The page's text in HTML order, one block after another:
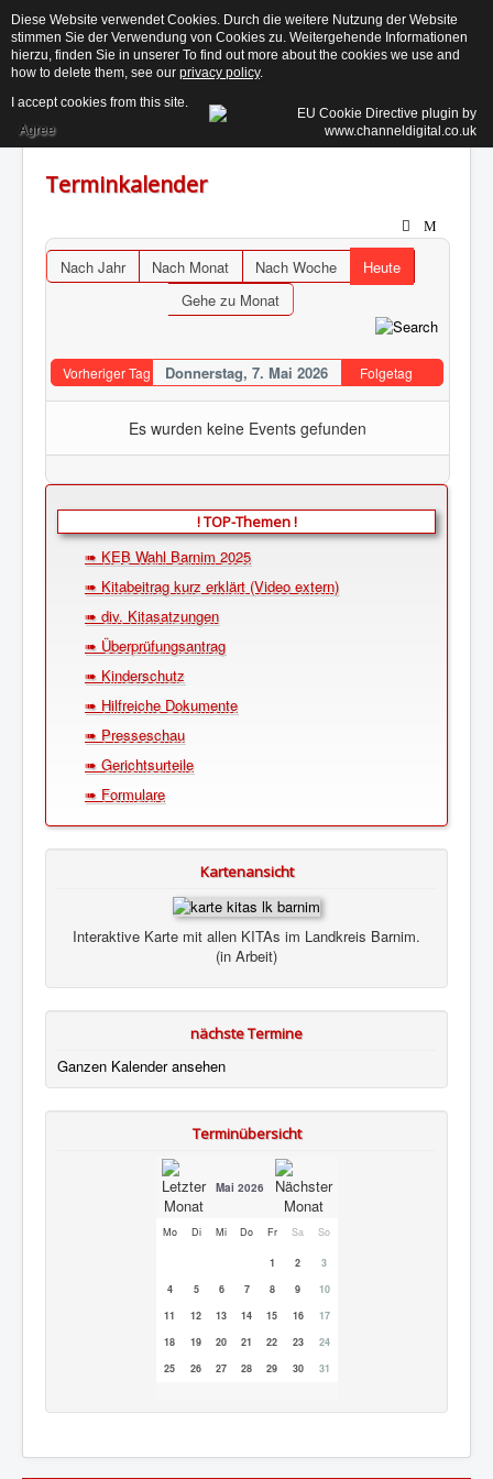
Toggle
Aktuelles
Der Beirat ↓
Informationen ↓
Kontakt
Login
Suchen...
Terminkalender
Nach Jahr Nach Monat Nach Woche
Heute
Gehe zu Monat
Vorheriger Tag Donnerstag, 7. Mai 2026 Folgetag
Es wurden keine Events gefunden
! TOP-Themen !
➠ KEB Wahl Barnim 2025
➠ Kitabeitrag kurz erklärt (Video extern)
➠ div. Kitasatzungen
➠ Überprüfungsantrag
➠ Kinderschutz
➠ Hilfreiche Dokumente
➠ Presseschau
➠ Gerichtsurteile
➠ Formulare
Kartenansicht
Interaktive Karte mit allen KITAs im Landkreis Barnim.
(in Arbeit)
nächste Termine
Ganzen Kalender ansehen
Terminübersicht
Mai 2026
Mo Di Mi Do Fr Sa So
1 2
3
4
5 6 7 8 9
10
11
12 13 14 15 16
17
18
19 20 21 22 23
24
25
26 27 28 29 30 31
Diese Website verwendet Cookies. Durch die weitere Nutzung der Website
stimmen Sie der Verwendung von Cookies zu. Weitergehende Informationen
hierzu, finden Sie in unserer To find out more about the cookies we use and
how to delete them, see our privacy policy.
I accept cookies from this site.
Agree